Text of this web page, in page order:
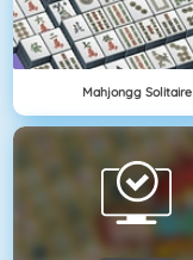
Mahjongg Solitaire